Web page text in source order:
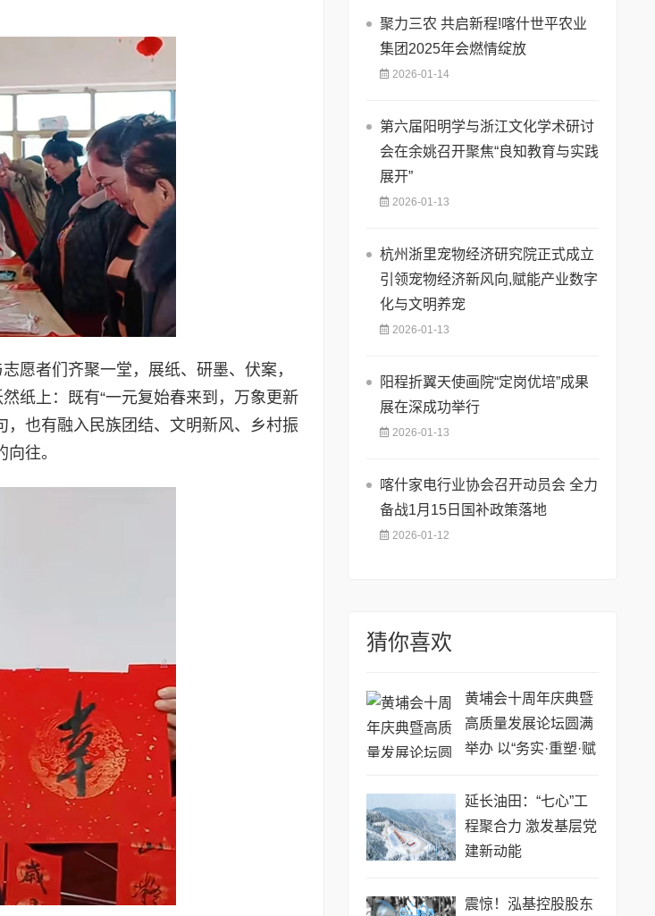
愿者们齐聚一堂，展纸、研墨、伏案，
纸上：既有“一元复始春来到，万象更新
，也有融入民族团结、文明新风、乡村振
往。
聚力三农 共启新程!喀什世平农业
集团2025年会燃情绽放
2026-01-14
​第六届阳明学与浙江文化学术研讨
会在余姚召开聚焦“良知教育与实践
展开”
2026-01-13
杭州浙里宠物经济研究院正式成立
引领宠物经济新风向,赋能产业数字
化与文明养宠
2026-01-13
阳程折翼天使画院“定岗优培”成果
展在深成功举行
2026-01-13
喀什家电行业协会召开动员会 全力
备战1月15日国补政策落地
2026-01-12
猜你喜欢
黄埔会十周年庆典暨
高质量发展论坛圆满
举办 ​以“务实·重塑·赋
延长油田：“七心”工
程聚合力 激发基层党
建新动能
震惊！泓基控股股东